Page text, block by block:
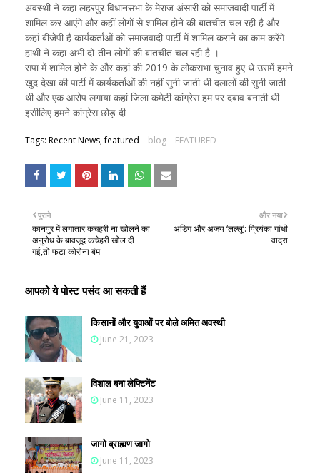
अवस्थी ने कहा लहरपुर विधानसभा के मेराज अंसारी को समाजवादी पार्टी में
शामिल कर आएंगे और कहीं लोगों से शामिल होने की बातचीत चल रही है और
कहां बीजेपी है कार्यकर्ताओं को समाजवादी पार्टी में शामिल कराने का काम करेंगे
हाथी ने कहा अभी दो-तीन लोगों की बातचीत चल रही है ।
सपा में शामिल होने के और कहां की 2019 के लोकसभा चुनाव हुए थे उसमें हमने
खुद देखा की पार्टी में कार्यकर्ताओं की नहीं सुनी जाती थी दलालों की सुनी जाती
थी और एक आरोप लगाया कहां जिला कमेटी कांग्रेस हम पर दबाव बनाती थी
इसीलिए हमने कांग्रेस छोड़ दी
Tags: Recent News, featured blog FEATURED
और नया
अडिग और अजय ‘लल्लू’: प्रियंका गांधी
वाद्रा
पुराने
कानपुर में लगातार कचहरी ना खोलने का
अनुरोध के बावजूद कचेहरी खोल दी
गई,तो फटा कोरोना बंम
आपको ये पोस्ट पसंद आ सकती हैं
किसानों और युवाओं पर बोले अमित अवस्थी
June 21, 2023
विशाल बना लेफ्टिनेंट
June 11, 2023
जागो ब्राह्मण जागो
June 11, 2023